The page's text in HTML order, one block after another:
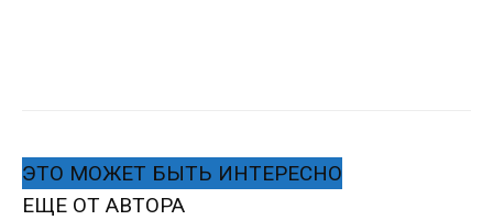
ЭТО МОЖЕТ БЫТЬ ИНТЕРЕСНО
ЕЩЕ ОТ АВТОРА